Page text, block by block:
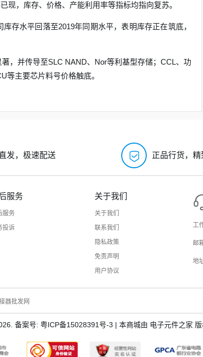
现，库存、价格、产能利用率等指标均指向复苏。
存水平回落至2019年同期水平，表明库存正在筑底，
，并传导至SLC NAND、Nor等利基型存储；CCL、功
等主要芯片料号价格触底。
发，极速配送 正品行货，精
服务
服务
投诉
关于我们
关于我们
联系我们
隐私政策
免责声明
用户协议
工
邮
地
器批发网
备案号: 粤ICP备15028391号-3 | 本商城由 电子元件之家